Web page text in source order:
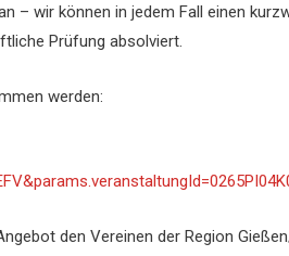
wir können in jedem Fall einen
Prüfung absolviert.
werden:
den Vereinen der Region